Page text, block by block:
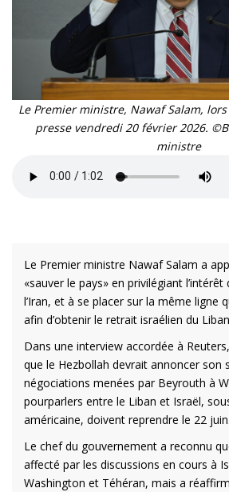
Le Premier ministre, Nawaf Salam,
presse vendredi 20 février 2026.
ministre
Le Premier ministre Nawaf Salam a
«sauver le pays» en privilégiant
l’Iran, et à se placer sur la même ligne
afin d’obtenir le retrait israélien du
Dans une interview accordée à
que le Hezbollah devrait annoncer son
négociations menées par Beyrouth à
pourparlers entre le Liban et Israël,
américaine, doivent reprendre le 22 juin.
Le chef du gouvernement a reconnu
affecté par les discussions en cours à
Washington et Téhéran, mais a